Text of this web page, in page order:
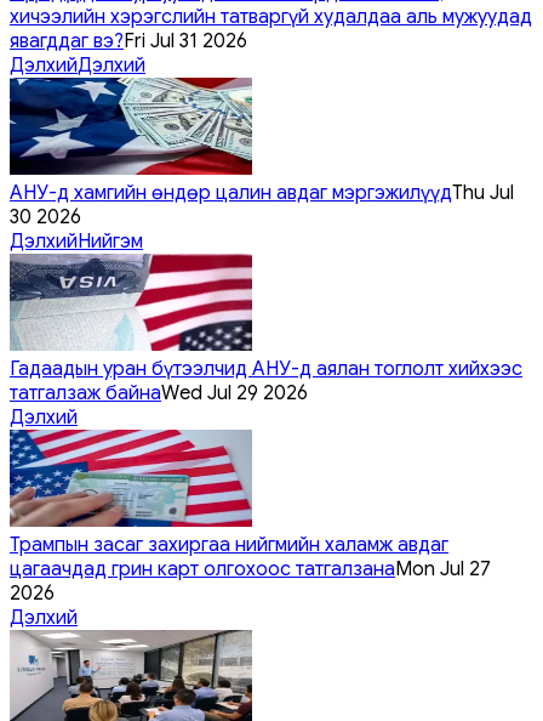
хичээлийн хэрэгслийн татваргүй худалдаа аль мужуудад
явагддаг вэ?Fri Jul 31 2026
ДэлхийДэлхий
АНУ-д хамгийн өндөр цалин авдаг мэргэжилүүдThu Jul
30 2026
ДэлхийНийгэм
Гадаадын уран бүтээлчид АНУ-д аялан тоглолт хийхээс
татгалзаж байнаWed Jul 29 2026
Дэлхий
Трампын засаг захиргаа нийгмийн халамж авдаг
цагаачдад грин карт олгохоос татгалзанаMon Jul 27
2026
Дэлхий